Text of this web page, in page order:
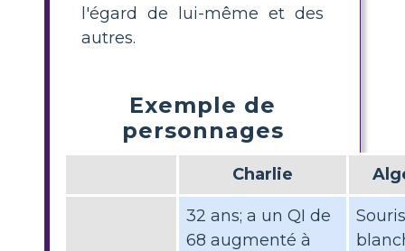
l'égard de lui-même et des
autres.
Exemple de
personnages
Charlie
32 ans; a un QI de
68 augmenté à
Souris